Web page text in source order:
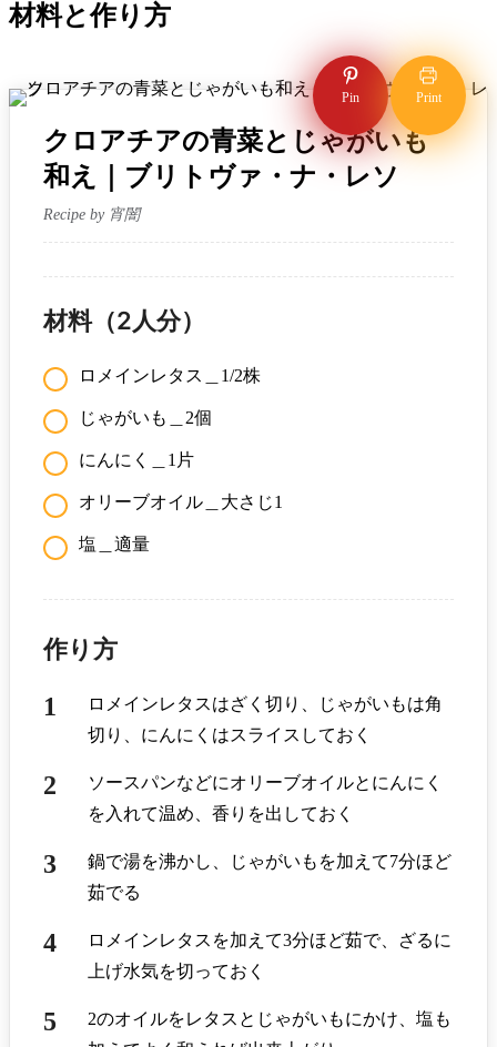
材料と作り方
Pin Print
クロアチアの青菜とじゃがいも
和え｜ブリトヴァ・ナ・レソ
Recipe by 宵闇
材料（2人分）
ロメインレタス＿1/2株
じゃがいも＿2個
にんにく＿1片
オリーブオイル＿大さじ1
塩＿適量
作り方
ロメインレタスはざく切り、じゃがいもは角
切り、にんにくはスライスしておく
ソースパンなどにオリーブオイルとにんにく
を入れて温め、香りを出しておく
鍋で湯を沸かし、じゃがいもを加えて7分ほど
茹でる
ロメインレタスを加えて3分ほど茹で、ざるに
上げ水気を切っておく
2のオイルをレタスとじゃがいもにかけ、塩も